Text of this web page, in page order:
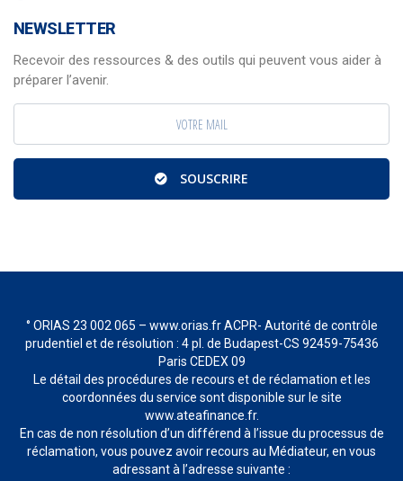
NEWSLETTER
Recevoir des ressources & des outils qui peuvent vous aider à
préparer l’avenir.
SOUSCRIRE
° ORIAS 23 002 065 – www.orias.fr ACPR- Autorité de contrôle
prudentiel et de résolution : 4 pl. de Budapest-CS 92459-75436
Paris CEDEX 09
Le détail des procédures de recours et de réclamation et les
coordonnées du service sont disponible sur le site
www.ateafinance.fr.
En cas de non résolution d’un différend à l’issue du processus de
réclamation, vous pouvez avoir recours au Médiateur, en vous
adressant à l’adresse suivante :